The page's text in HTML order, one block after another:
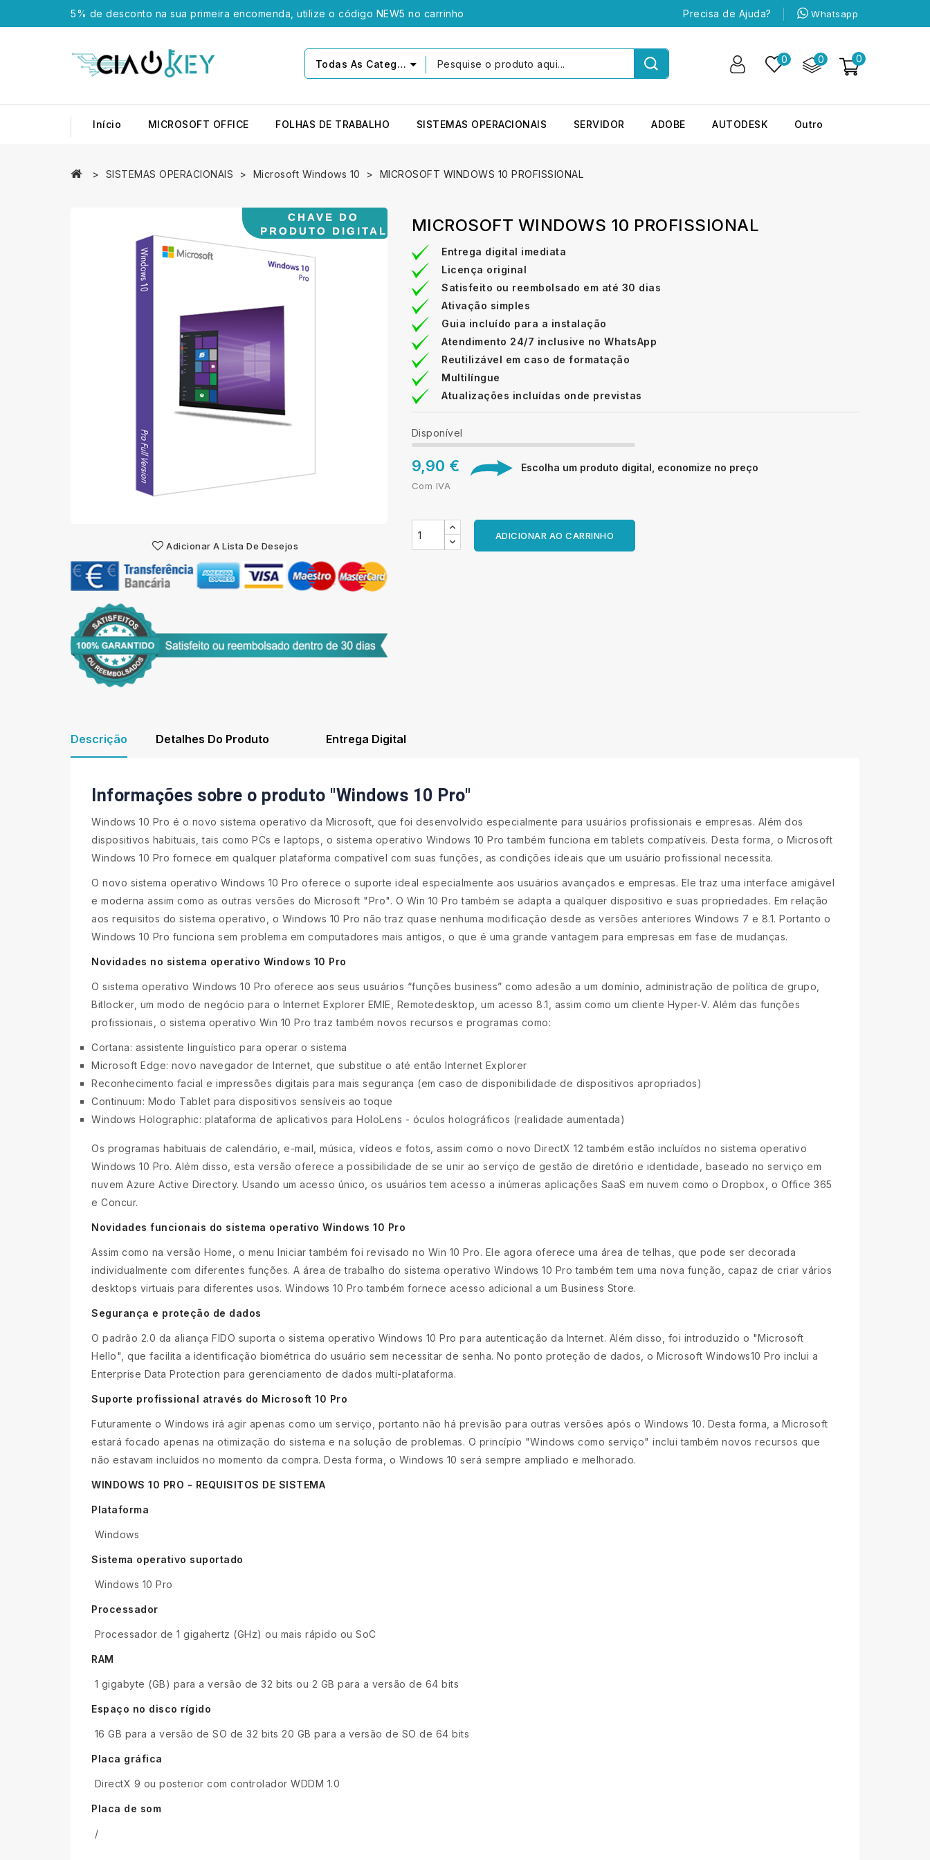
5% de desconto na sua primeira encomenda, utilize o código NEW5 no carrinho Whatsapp
Precisa de Ajuda?
0
0
0
Todas As Categorias
Início MICROSOFT OFFICE FOLHAS DE TRABALHO SISTEMAS OPERACIONAIS SERVIDOR ADOBE AUTODESK Outro
SISTEMAS OPERACIONAIS Microsoft Windows 10 MICROSOFT WINDOWS 10 PROFISSIONAL
Adicionar A Lista De Desejos
MICROSOFT WINDOWS 10 PROFISSIONAL
Entrega digital imediata
Licença original
Satisfeito ou reembolsado em até 30 dias
Ativação simples
Guia incluído para a instalação
Atendimento 24/7 inclusive no WhatsApp
Reutilizável em caso de formatação
Multilíngue
Atualizações incluídas onde previstas
Disponível
9,90 € Escolha um produto digital, economize no preço
Com IVA
ADICIONAR AO CARRINHO
Descrição Detalhes Do Produto Entrega Digital
Informações sobre o produto "Windows 10 Pro"
Windows 10 Pro é o novo sistema operativo da Microsoft, que foi desenvolvido especialmente para usuários profissionais e empresas. Além dos
dispositivos habituais, tais como PCs e laptops, o sistema operativo Windows 10 Pro também funciona em tablets compatíveis. Desta forma, o Microsoft
Windows 10 Pro fornece em qualquer plataforma compatível com suas funções, as condições ideais que um usuário profissional necessita.
O novo sistema operativo Windows 10 Pro oferece o suporte ideal especialmente aos usuários avançados e empresas. Ele traz uma interface amigável
e moderna assim como as outras versões do Microsoft "Pro". O Win 10 Pro também se adapta a qualquer dispositivo e suas propriedades. Em relação
aos requisitos do sistema operativo, o Windows 10 Pro não traz quase nenhuma modificação desde as versões anteriores Windows 7 e 8.1. Portanto o
Windows 10 Pro funciona sem problema em computadores mais antigos, o que é uma grande vantagem para empresas em fase de mudanças.
Novidades no sistema operativo Windows 10 Pro
O sistema operativo Windows 10 Pro oferece aos seus usuários “funções business” como adesão a um domínio, administração de política de grupo,
Bitlocker, um modo de negócio para o Internet Explorer EMIE, Remotedesktop, um acesso 8.1, assim como um cliente Hyper-V. Além das funções
profissionais, o sistema operativo Win 10 Pro traz também novos recursos e programas como:
Cortana: assistente linguístico para operar o sistema
Microsoft Edge: novo navegador de Internet, que substitue o até então Internet Explorer
Reconhecimento facial e impressões digitais para mais segurança (em caso de disponibilidade de dispositivos apropriados)
Continuum: Modo Tablet para dispositivos sensíveis ao toque
Windows Holographic: plataforma de aplicativos para HoloLens - óculos holográficos (realidade aumentada)
Os programas habituais de calendário, e-mail, música, vídeos e fotos, assim como o novo DirectX 12 também estão incluídos no sistema operativo
Windows 10 Pro. Além disso, esta versão oferece a possibilidade de se unir ao serviço de gestão de diretório e identidade, baseado no serviço em
nuvem Azure Active Directory. Usando um acesso único, os usuários tem acesso a inúmeras aplicações SaaS em nuvem como o Dropbox, o Office 365
e Concur.
Novidades funcionais do sistema operativo Windows 10 Pro
Assim como na versão Home, o menu Iniciar também foi revisado no Win 10 Pro. Ele agora oferece uma área de telhas, que pode ser decorada
individualmente com diferentes funções. A área de trabalho do sistema operativo Windows 10 Pro também tem uma nova função, capaz de criar vários
desktops virtuais para diferentes usos. Windows 10 Pro também fornece acesso adicional a um Business Store.
Segurança e proteção de dados
O padrão 2.0 da aliança FIDO suporta o sistema operativo Windows 10 Pro para autenticação da Internet. Além disso, foi introduzido o "Microsoft
Hello", que facilita a identificação biométrica do usuário sem necessitar de senha. No ponto proteção de dados, o Microsoft Windows10 Pro inclui a
Enterprise Data Protection para gerenciamento de dados multi-plataforma.
Suporte profissional através do Microsoft 10 Pro
Futuramente o Windows irá agir apenas como um serviço, portanto não há previsão para outras versões após o Windows 10. Desta forma, a Microsoft
estará focado apenas na otimização do sistema e na solução de problemas. O princípio "Windows como serviço" inclui também novos recursos que
não estavam incluídos no momento da compra. Desta forma, o Windows 10 será sempre ampliado e melhorado.
WINDOWS 10 PRO - REQUISITOS DE SISTEMA
Plataforma
Windows
Sistema operativo suportado
Windows 10 Pro
Processador
Processador de 1 gigahertz (GHz) ou mais rápido ou SoC
RAM
1 gigabyte (GB) para a versão de 32 bits ou 2 GB para a versão de 64 bits
Espaço no disco rígido
16 GB para a versão de SO de 32 bits 20 GB para a versão de SO de 64 bits
Placa gráfica
DirectX 9 ou posterior com controlador WDDM 1.0
Placa de som
/